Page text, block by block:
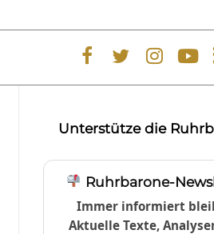
Unterstütze die
Ruhrbarone-
Immer informiert
Aktuelle Texte,